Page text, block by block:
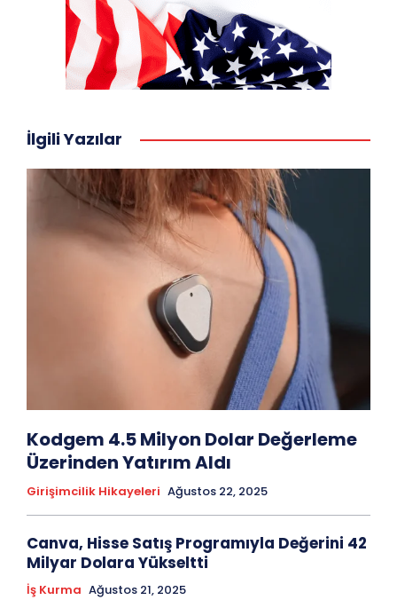
İlgili Yazılar
Kodgem 4.5 Milyon Dolar Değerleme
Üzerinden Yatırım Aldı
Girişimcilik Hikayeleri Ağustos 22, 2025
Canva, Hisse Satış Programıyla Değerini 42
Milyar Dolara Yükseltti
İş Kurma Ağustos 21, 2025